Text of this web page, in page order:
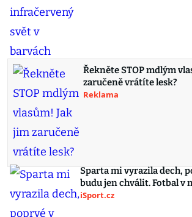
Řekněte STOP mdlým
zaručeně vrátíte lesk?
Reklama
Sparta mi vyrazila dech,
budu jen chválit. Fotbal v
iSport.cz